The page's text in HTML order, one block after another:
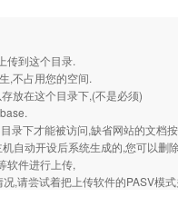
传到这个目录.
,不占用您的空间.
放在这个目录下,(不是必须)
录下才能被访问,缺省网站的文档
自动开设后系统生成的,您可以删
软件进行上传,
,请尝试着把上传软件的PASV模式